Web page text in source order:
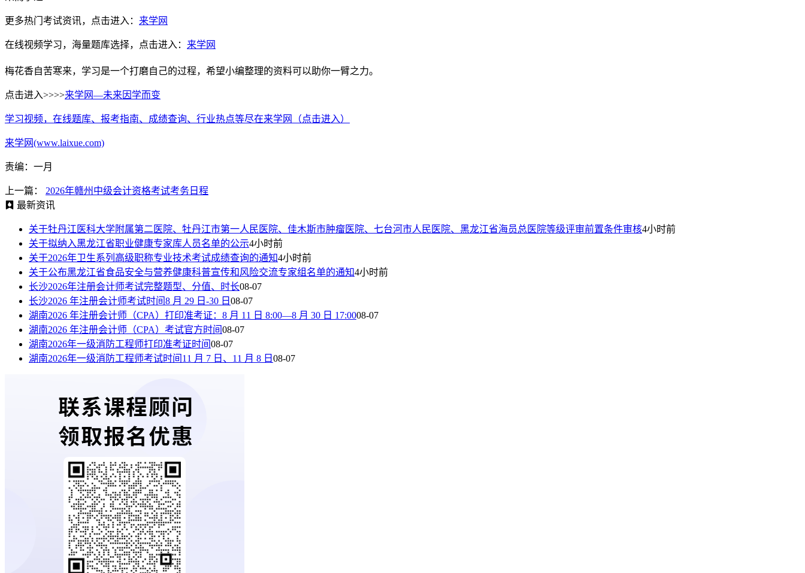
更多热门考试资讯，点击进入： 来学网
在线视频学习，海量题库选择，点击进入： 来学网
梅花香自苦寒来，学习是一个打磨自己的过程，希望小编整理的资料可以助你一臂之力。
点击进入>>>>来学网—未来因学而变
学习视频，在线题库、报考指南、成绩查询、行业热点等尽在来学网（点击进入）
来学网(www.laixue.com)
责编：一月
上一篇：
2026年赣州中级会计资格考试考务日程
最新资讯
关于牡丹江医科大学附属第二医院、牡丹江市第一人民医院、佳木斯市肿瘤医院、七台河市人民医院、黑龙江省海员总医院等级评审前置条件审核4小时前
关于拟纳入黑龙江省职业健康专家库人员名单的公示4小时前
关于2026年卫生系列高级职称专业技术考试成绩查询的通知4小时前
关于公布黑龙江省食品安全与营养健康科普宣传和风险交流专家组名单的通知4小时前
长沙2026年注册会计师考试完整题型、分值、时长08-07
长沙2026 年注册会计师考试时间8 月 29 日-30 日 08-07
湖南2026 年注册会计师（CPA）打印准考证：8 月 11 日 8:00—8 月 30 日 17:0008-07
湖南2026 年注册会计师（CPA）考试官方时间08-07
湖南2026年一级消防工程师打印准考证时间08-07
湖南2026年一级消防工程师考试时间11 月 7 日、11 月 8 日 08-07